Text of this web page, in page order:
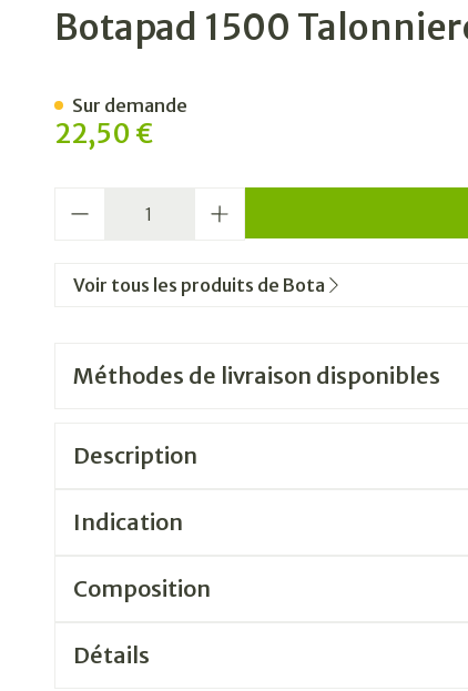
2Botapad 1500
22,50 €
Sur demande
Voir tous les produits de Bota
Méthodes de livraison disponibles
Description
Indication
Composition
Détails